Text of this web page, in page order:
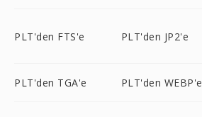
PLT'den FTS'e PLT'den JP2'e
PLT'den TGA'e PLT'den WEBP'e